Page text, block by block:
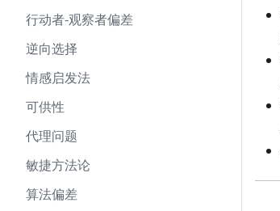
行动者-观察者偏差
逆向选择
情感启发法
可供性
代理问题
敏捷方法论
算法偏差